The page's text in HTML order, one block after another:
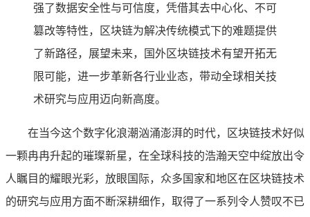
强了数据安全性与可信度，凭借其去中心化、不可
篡改等特性，区块链为解决传统模式下的难题提供
了新路径，展望未来，国外区块链技术有望开拓无
限可能，进一步革新各行业业态，带动全球相关技
术研究与应用迈向新高度。
在当今这个数字化浪潮汹涌澎湃的时代，区块链技术好似
一颗冉冉升起的璀璨新星，在全球科技的浩瀚天空中绽放出令
人瞩目的耀眼光彩，放眼国际，众多国家和地区在区块链技术
的研究与应用方面不断深耕细作，取得了一系列令人赞叹不已